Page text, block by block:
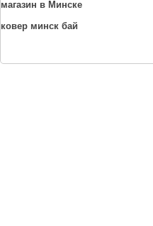
магазин в Минске
ковер минск бай